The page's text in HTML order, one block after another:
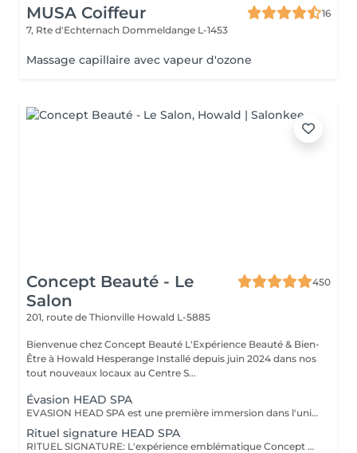
MUSA Coiffeur
16
7, Rte d'Echternach Dommeldange L-1453
Massage capillaire avec vapeur d'ozone
Concept Beauté - Le
Salon
450
201, route de Thionville Howald L-5885
Bienvenue chez Concept Beauté L'Expérience Beauté & Bien-
Être à Howald Hesperange Installé depuis juin 2024 dans nos
tout nouveaux locaux au Centre S...
Évasion HEAD SPA
EVASION HEAD SPA est une première immersion dans l'univers du Head Spa. Ce rituel découverte vous invite à relâcher les tensions accumulées grâce à un massage du cuir chevelu associé à une expérience sensorielle autour de l'eau et à un soin adapté. Idéal pour découvrir les bienfaits du Head Spa et s'offrir un véritable moment de détente. Coiffage ou brushing inclus. DECOUVREZ NOTRE UNIVERS HEAD SPA, une expérience unique alliant relaxation profonde, soin du cuir chevelu et beauté du cheveu. Inspirés des rituels de bien-être japonais, nos soins Head Spa sont conçus pour procurer un véritable moment de déconnexion tout en prenant soin de vos cheveux et de votre cuir chevelu. Chaque rituel associe des techniques de massage relaxantes, un travail autour de l'eau, des soins professionnels adaptés et se termine par un coiffage ou un brushing afin que vous repartiez détendue et sublimée. Accordez-vous une parenthèse hors du temps et choisissez le rituel qui correspond à vos envies.
Rituel signature HEAD SPA
RITUEL SIGNATURE: L'expérience emblématique Concept Beauté. Un rituel complet alliant bien-être, soin du cuir chevelu, beauté du cheveu et coiffage personnalisé. DECOUVREZ NOTRE UNIVERS HEAD SPA, une expérience unique alliant relaxation profonde, soin du cuir chevelu et beauté du cheveu. Inspirés des rituels de bien-être japonais, nos soins Head Spa sont conçus pour procurer un véritable moment de déconnexion tout en prenant soin de vos cheveux et de votre cuir chevelu. Chaque rituel associe des techniques de massage relaxantes, un travail autour de l'eau, des soins professionnels adaptés et se termine par un coiffage ou un brushing afin que vous repartiez détendue et sublimée. Accordez-vous une parenthèse hors du temps et choisissez le rituel qui correspond à vos envies.